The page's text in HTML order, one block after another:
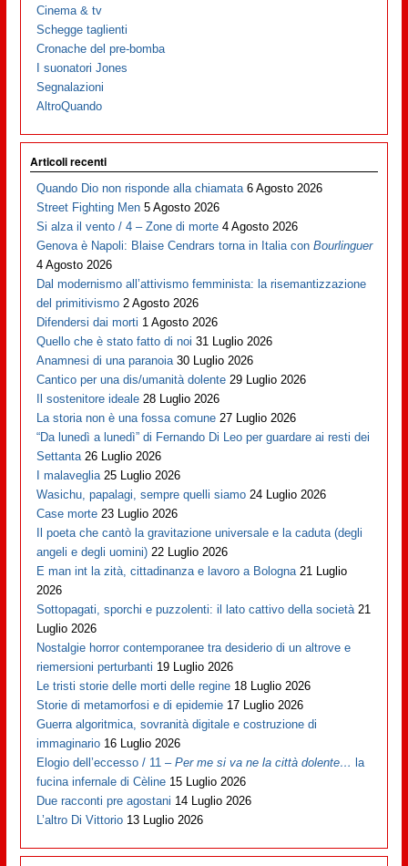
Cinema & tv
Schegge taglienti
Cronache del pre-bomba
I suonatori Jones
Segnalazioni
AltroQuando
Articoli recenti
Quando Dio non risponde alla chiamata 6 Agosto 2026
Street Fighting Men 5 Agosto 2026
Si alza il vento / 4 – Zone di morte 4 Agosto 2026
Genova è Napoli: Blaise Cendrars torna in Italia conBourlinguer
4 Agosto 2026
Dal modernismo all’attivismo femminista: la risemantizzazione
del primitivismo 2 Agosto 2026
Difendersi dai morti 1 Agosto 2026
Quello che è stato fatto di noi 31 Luglio 2026
Anamnesi di una paranoia 30 Luglio 2026
Cantico per una dis/umanità dolente 29 Luglio 2026
Il sostenitore ideale 28 Luglio 2026
La storia non è una fossa comune 27 Luglio 2026
“Da lunedì a lunedì” di Fernando Di Leo per guardare ai resti dei
Settanta 26 Luglio 2026
I malaveglia 25 Luglio 2026
Wasichu, papalagi, sempre quelli siamo 24 Luglio 2026
Case morte 23 Luglio 2026
Il poeta che cantò la gravitazione universale e la caduta (degli
angeli e degli uomini) 22 Luglio 2026
E man int la zità, cittadinanza e lavoro a Bologna 21 Luglio
2026
Sottopagati, sporchi e puzzolenti: il lato cattivo della società 21
Luglio 2026
Nostalgie horror contemporanee tra desiderio di un altrove e
riemersioni perturbanti 19 Luglio 2026
Le tristi storie delle morti delle regine 18 Luglio 2026
Storie di metamorfosi e di epidemie 17 Luglio 2026
Guerra algoritmica, sovranità digitale e costruzione di
immaginario 16 Luglio 2026
Elogio dell’eccesso / 11 –Per me si va ne la città dolente… la
fucina infernale di Cèline 15 Luglio 2026
Due racconti pre agostani 14 Luglio 2026
L’altro Di Vittorio 13 Luglio 2026